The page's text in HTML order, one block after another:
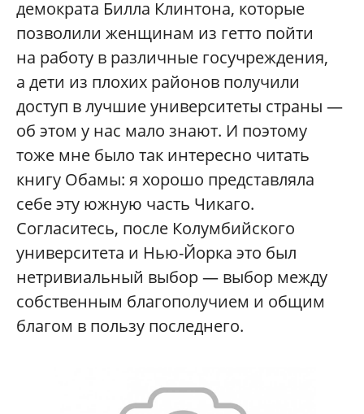
демократа Билла Клинтона, которые
позволили женщинам из гетто пойти
на работу в различные госучреждения,
а дети из плохих районов получили
доступ в лучшие университеты страны —
об этом у нас мало знают. И поэтому
тоже мне было так интересно читать
книгу Обамы: я хорошо представляла
себе эту южную часть Чикаго.
Согласитесь, после Колумбийского
университета и Нью-Йорка это был
нетривиальный выбор — выбор между
собственным благополучием и общим
благом в пользу последнего.